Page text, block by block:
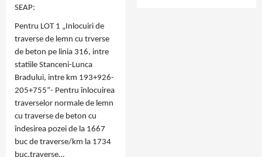
SEAP:
Pentru LOT 1 „Inlocuiri de
traverse de lemn cu trverse
de beton pe linia 316, intre
statiile Stanceni-Lunca
Bradului, intre km 193+926-
205+755”- Pentru înlocuirea
traverselor normale de lemn
cu traverse de beton cu
îndesirea pozei de la 1667
buc de traverse/km la 1734
buc.traverse…